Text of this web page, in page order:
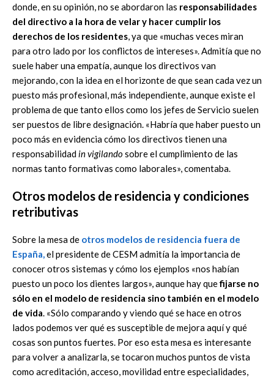
donde, en su opinión, no se abordaron las responsabilidades
del directivo a la hora de velar y hacer cumplir los
derechos de los residentes, ya que «muchas veces miran
para otro lado por los conflictos de intereses». Admitía que no
suele haber una empatía, aunque los directivos van
mejorando, con la idea en el horizonte de que sean cada vez un
puesto más profesional, más independiente, aunque existe el
problema de que tanto ellos como los jefes de Servicio suelen
ser puestos de libre designación. «Habría que haber puesto un
poco más en evidencia cómo los directivos tienen una
responsabilidadin vigilandosobre el cumplimiento de las
normas tanto formativas como laborales», comentaba.
Otros modelos de residencia y condiciones
retributivas
Sobre la mesa de otros modelos de residencia fuera de
España,el presidente de CESM admitía la importancia de
conocer otros sistemas y cómo los ejemplos «nos habían
puesto un poco los dientes largos», aunque hay quefijarse no
sólo en el modelo de residencia sino también en el modelo
de vida. «Sólo comparando y viendo qué se hace en otros
lados podemos ver qué es susceptible de mejora aquí y qué
cosas son puntos fuertes. Por eso esta mesa es interesante
para volver a analizarla, se tocaron muchos puntos de vista
como acreditación, acceso, movilidad entre especialidades,